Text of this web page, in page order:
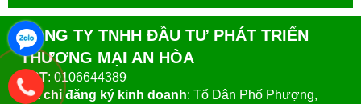
CÔNG TY TNHH ĐẦU TƯ PHÁT TRIỂN
THƯƠNG MẠI AN HÒA
MST: 0106644389
Địa chỉ đăng ký kinh doanh: Tổ Dân Phố Phượng,